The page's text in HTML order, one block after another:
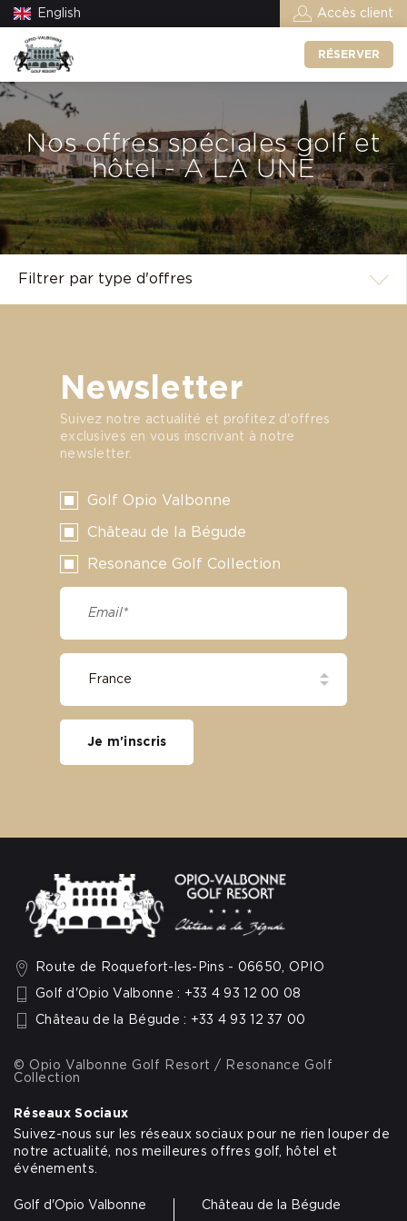
English Accès client
RÉSERVER
Nos offres spéciales golf et
hôtel - A LA UNE
Route de Roquefort-les-Pins - 06650, OPIO
Golf d'Opio Valbonne : +33 4 93 12 00 08
Château de la Bégude : +33 4 93 12 37 00
© Opio Valbonne Golf Resort / Resonance Golf
Collection
Réseaux Sociaux
Suivez-nous sur les réseaux sociaux pour ne rien louper de
notre actualité, nos meilleures offres golf, hôtel et
événements.
Golf d'Opio Valbonne Château de la Bégude
Newsletter
Suivez notre actualité et profitez d'offres
exclusives en vous inscrivant à notre
newsletter.
Golf Opio Valbonne
Château de la Bégude
Resonance Golf Collection
Je m'inscris